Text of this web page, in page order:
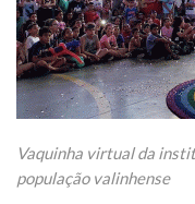
Vaquinha virtual da
população valinhense